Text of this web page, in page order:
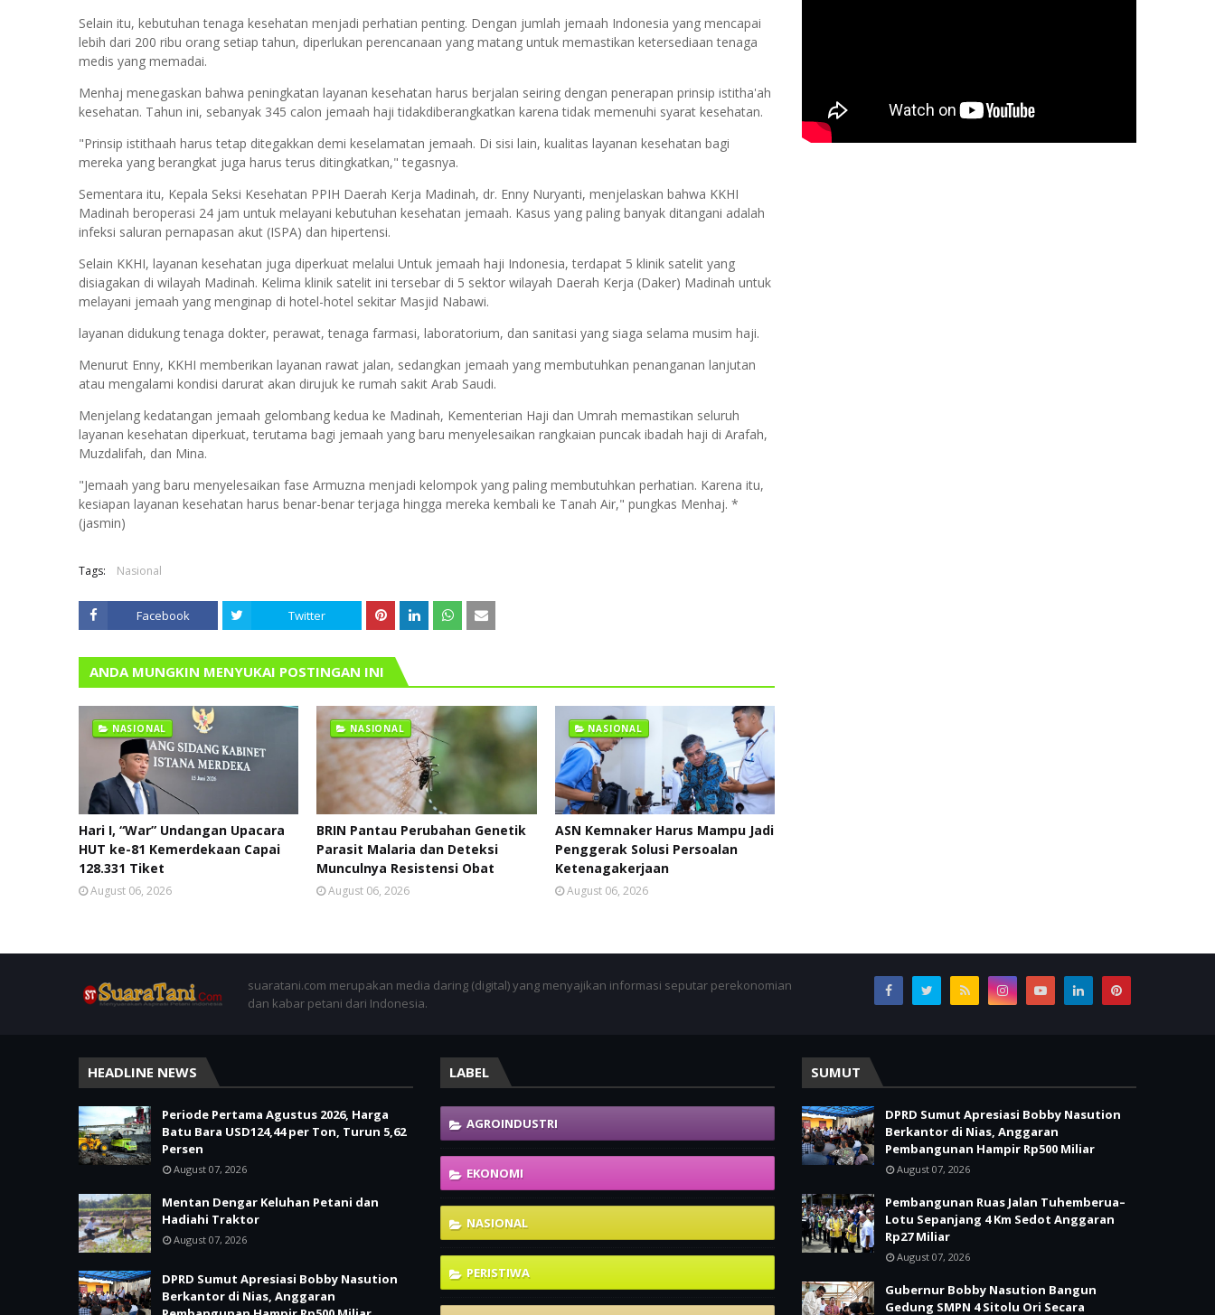
Selain itu, kebutuhan tenaga kesehatan menjadi perhatian penting. Dengan jumlah jemaah Indonesia yang mencapai
lebih dari 200 ribu orang setiap tahun, diperlukan perencanaan yang matang untuk memastikan ketersediaan tenaga
medis yang memadai.
Menhaj menegaskan bahwa peningkatan layanan kesehatan harus berjalan seiring dengan penerapan prinsip istitha'ah
kesehatan. Tahun ini, sebanyak 345 calon jemaah haji tidakdiberangkatkan karena tidak memenuhi syarat kesehatan.
"Prinsip istithaah harus tetap ditegakkan demi keselamatan jemaah. Di sisi lain, kualitas layanan kesehatan bagi
mereka yang berangkat juga harus terus ditingkatkan," tegasnya.
Sementara itu, Kepala Seksi Kesehatan PPIH Daerah Kerja Madinah, dr. Enny Nuryanti, menjelaskan bahwa KKHI
Madinah beroperasi 24 jam untuk melayani kebutuhan kesehatan jemaah. Kasus yang paling banyak ditangani adalah
infeksi saluran pernapasan akut (ISPA) dan hipertensi.
Selain KKHI, layanan kesehatan juga diperkuat melalui Untuk jemaah haji Indonesia, terdapat 5 klinik satelit yang
disiagakan di wilayah Madinah. Kelima klinik satelit ini tersebar di 5 sektor wilayah Daerah Kerja (Daker) Madinah untuk
melayani jemaah yang menginap di hotel-hotel sekitar Masjid Nabawi.
layanan didukung tenaga dokter, perawat, tenaga farmasi, laboratorium, dan sanitasi yang siaga selama musim haji.
Menurut Enny, KKHI memberikan layanan rawat jalan, sedangkan jemaah yang membutuhkan penanganan lanjutan
atau mengalami kondisi darurat akan dirujuk ke rumah sakit Arab Saudi.
Menjelang kedatangan jemaah gelombang kedua ke Madinah, Kementerian Haji dan Umrah memastikan seluruh
layanan kesehatan diperkuat, terutama bagi jemaah yang baru menyelesaikan rangkaian puncak ibadah haji di Arafah,
Muzdalifah, dan Mina.
"Jemaah yang baru menyelesaikan fase Armuzna menjadi kelompok yang paling membutuhkan perhatian. Karena itu,
kesiapan layanan kesehatan harus benar-benar terjaga hingga mereka kembali ke Tanah Air," pungkas Menhaj. *
(jasmin)
Tags: Nasional
Facebook Twitter
ANDA MUNGKIN MENYUKAI POSTINGAN INI
NASIONAL
Hari I, “War” Undangan Upacara
HUT ke-81 Kemerdekaan Capai
128.331 Tiket
August 06, 2026
NASIONAL
BRIN Pantau Perubahan Genetik
Parasit Malaria dan Deteksi
Munculnya Resistensi Obat
August 06, 2026
NASIONAL
ASN Kemnaker Harus Mampu Jadi
Penggerak Solusi Persoalan
Ketenagakerjaan
August 06, 2026
suaratani.com merupakan media daring (digital) yang menyajikan informasi seputar perekonomian
dan kabar petani dari Indonesia.
HEADLINE NEWS
Periode Pertama Agustus 2026, Harga
Batu Bara USD124,44 per Ton, Turun 5,62
Persen
August 07, 2026
Mentan Dengar Keluhan Petani dan
Hadiahi Traktor
August 07, 2026
DPRD Sumut Apresiasi Bobby Nasution
Berkantor di Nias, Anggaran
LABEL
AGROINDUSTRI
EKONOMI
NASIONAL
PERISTIWA
SUMUT
DPRD Sumut Apresiasi Bobby Nasution
Berkantor di Nias, Anggaran
Pembangunan Hampir Rp500 Miliar
August 07, 2026
Pembangunan Ruas Jalan Tuhemberua–
Lotu Sepanjang 4 Km Sedot Anggaran
Rp27 Miliar
August 07, 2026
Gubernur Bobby Nasution Bangun
Gedung SMPN 4 Sitolu Ori Secara